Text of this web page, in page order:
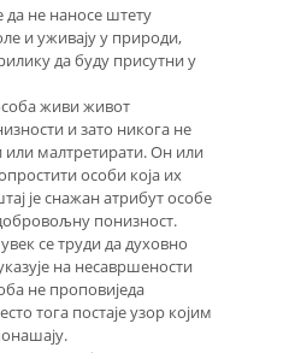
да не наносе штету
и уживају у природи,
да буду присутни у
живи живот
и зато никога не
малтретирати. Он или
особи која их
је снажан атрибут особе
понизност.
се труди да духовно
на несавршености
не проповиједа
тога постаје узор којим